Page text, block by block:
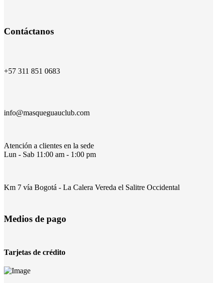
empezar una rutina
mascota en una rutina diaria .
en el colegio los fines de semana.
Contáctanos
+57 311 851 0683
info@masqueguauclub.com
Atención a clientes en la sede
Lun - Sab 11:00 am - 1:00 pm
Km 7 vía Bogotá - La Calera Vereda el Salitre Occidental
Medios de pago
Tarjetas de crédito